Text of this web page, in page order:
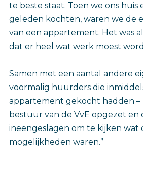
te beste staat. Toen we ons huis
geleden kochten, waren we de
van een appartement. Het was
dat er heel wat werk moest
Samen met een aantal andere
voormalig huurders die
appartement gekocht hadden
bestuur van de VvE opgezet en
ineengeslagen om te kijken wat
mogelijkheden waren.”